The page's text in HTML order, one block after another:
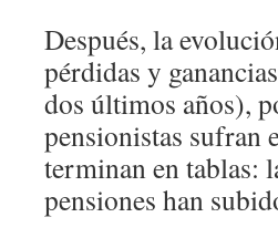
Después, la
pérdidas y
dos últimos años),
pensionistas sufran
terminan en tablas:
pensiones han